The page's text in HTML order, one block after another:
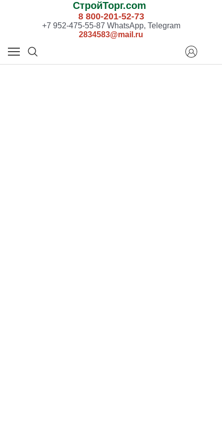
СтройТорг.com
8 800-201-52-73
+7 952-475-55-87 WhatsApp, Telegram
2834583@mail.ru